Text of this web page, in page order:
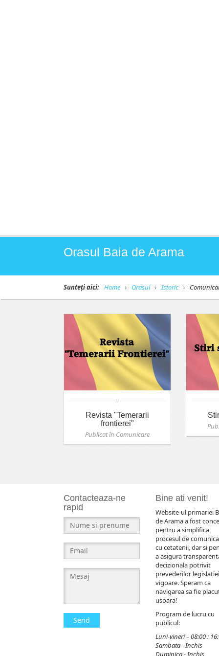
Orasul Baia de Arama
Sunteți aici: Home Orasul Istoric
//
Revista "Temerarii
frontierei"
Publicat în Comunicare
Contacteaza-ne
rapid
Send
Bine ati venit!
Website-ul primariei
de Arama a fost
pentru a simplifica
procesul de
cu cetatenii, dar si
a asigura
decizionala potrivit
prevederilor
vigoare. Speram ca
navigarea sa fie
usoara!
Program de lucru cu
publicul:
Luni-vineri – 08:00 :
Sambata - Inchis
Duminica - Inchis